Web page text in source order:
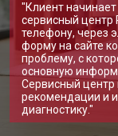
"Клиент
сервисный центр
телефону, через
форму на сайте
проблему, с
основную
Сервисный центр
рекомендации и
диагностику."